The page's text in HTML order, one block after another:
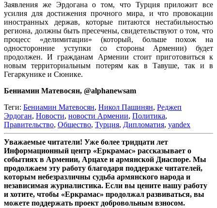
Заявления же Эрдогана о том, что Турция приложит все
усилия для достижения прочного мира, и что провокации
иностранных держав, которые питаются нестабильностью
региона, должны быть пресечены, свидетельствуют о том, что
процесс «делимитации» (который, больше похож на
односторонние уступки со стороны Армении) будет
продолжен. И гражданам Армении стоит приготовиться к
новым территориальным потерям как в Тавуше, так и в
Гегаркунике и Сюнике.
Бениамин Матевосян, @alphanewsam
Теги: Бениамин Матевосян, Никол Пашинян, Реджеп
Эрдоган, Новости, новости Армении, Политика,
Правительство, Общество, Турция, Дипломатия, yandex
Уважаемые читатели! Уже более тридцати лет
Информационный центр «Еркрамас» рассказывает о
событиях в Армении, Арцахе и армянской Диаспоре. Мы
продолжаем эту работу благодаря поддержке читателей,
которым небезразличны судьба армянского народа и
независимая журналистика. Если вы цените нашу работу
и хотите, чтобы «Еркрамас» продолжал развиваться, вы
можете поддержать проект добровольным взносом.